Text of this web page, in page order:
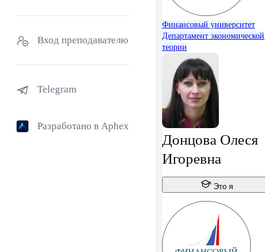
Вход преподавателю
Telegram
Разработано в Aphex
Финансовый университет
Департамент экономической
теории
Донцова Олеся
Игоревна
Это я